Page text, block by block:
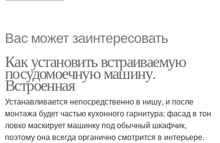
Вас может заинтересовать
Как установить встраиваемую
посудомоечную машину.
Встроенная
Устанавливается непосредственно в нишу, и после
монтажа будет частью кухонного гарнитура: фасад в тон
ловко маскирует машинку под обычный шкафчик,
поэтому она всегда органично смотрится в интерьере.